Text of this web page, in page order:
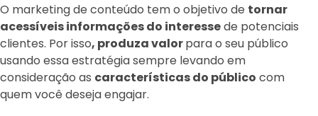
O marketing de conteúdo tem o objetivo de tornar
acessíveis informações do interessede potenciais
clientes. Por isso, produza valorpara o seu público
usando essa estratégia sempre levando em
consideração as características do público com
quem você deseja engajar.